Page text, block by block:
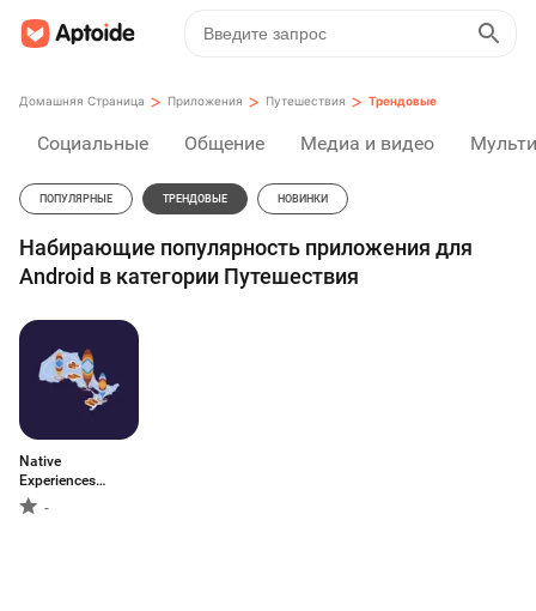
Домашняя Страница > Приложения > Путешествия > Трендовые
Социальные Общение Медиа и видео
ПОПУЛЯРНЫЕ ТРЕНДОВЫЕ НОВИНКИ
Набирающие популярность приложения для
Android в категории Путешествия
Native
Experiences
Ontario
-